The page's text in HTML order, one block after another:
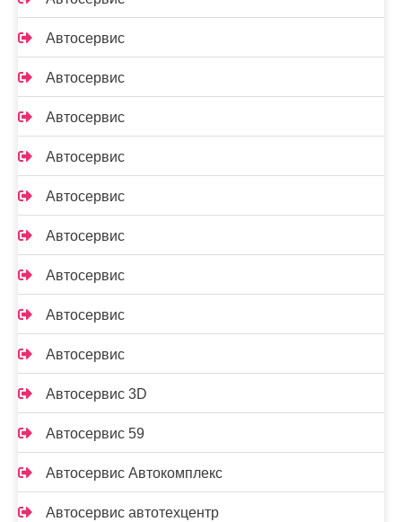
Автосервис
Автосервис
Автосервис
Автосервис
Автосервис
Автосервис
Автосервис
Автосервис
Автосервис
Автосервис 3D
Автосервис 59
Автосервис Автокомплекс
Автосервис автотехцентр